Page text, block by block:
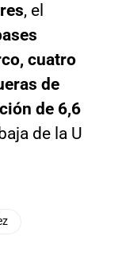
, el
cuatro
de
de 6,6
de la U